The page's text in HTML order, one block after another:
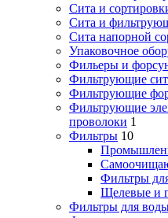
Сита и
Сита и
Сита напорной
Упаковочное
Фильеры и
Фильтрующие
Фильтрующие
Фильтрующие
проволоки 1
Фильтры 10
Фильтры
Щелевые и
Фильтры для